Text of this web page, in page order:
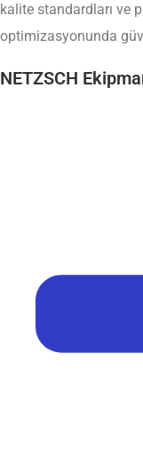
kalite standardları ve
optimizasyonunda
NETZSCH